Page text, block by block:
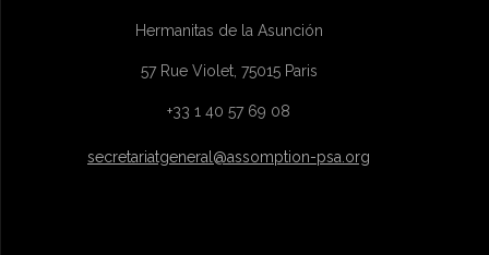
Hermanitas de la Asunción
57 Rue Violet, 75015 Paris
+33 1 40 57 69 08
secretariatgeneral@assomption-psa.org